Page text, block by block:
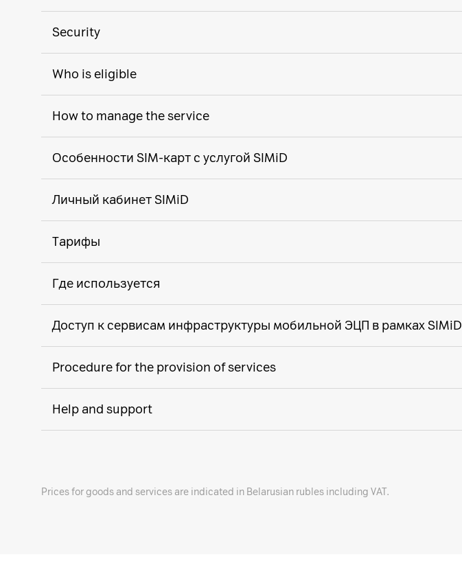
Security
Who is eligible
How to manage the service
Особенности SIM-карт с услугой SIMiD
Личный кабинет SIMiD
Тарифы
Где используется
Доступ к сервисам инфраструктуры мобильной ЭЦП в рамках SIMiD
Procedure for the provision of services
Help and support
Prices for goods and services are indicated in Belarusian rubles including VAT.